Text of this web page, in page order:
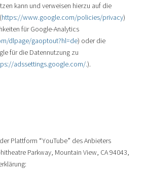
kann und verweisen hierzu auf die
https://www.google.com/policies/privacy)
für Google-Analytics
dlpage/gaoptout?hl=de) oder die
für die Datennutzung zu
adssettings.google.com/.).
Plattform “YouTube” des Anbieters
Parkway, Mountain View, CA 94043,